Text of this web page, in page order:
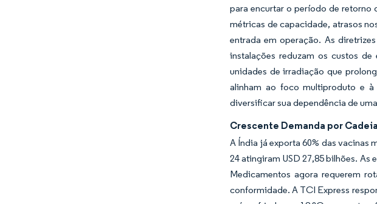
para encurtar o período de retorno
métricas de capacidade, atrasos
entrada em operação. As
instalações reduzam os custos
unidades de irradiação que
alinham ao foco multiproduto e
diversificar sua dependência de
Crescente Demanda por
A Índia já exporta 60% das vacinas
24 atingiram USD 27,85 bilhões.
Medicamentos agora requerem
conformidade. A TCI Express